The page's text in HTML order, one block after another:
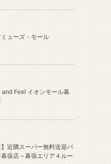
ューズ・モール
and Feel イオンモール幕
】近隣スーパー無料送迎バ
張店～幕張エリア４ルー